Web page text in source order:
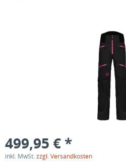
499,95 € *
inkl. MwSt.zzgl. Versandkosten